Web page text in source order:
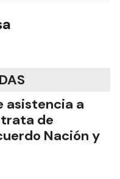
asistencia a
de
Nación y